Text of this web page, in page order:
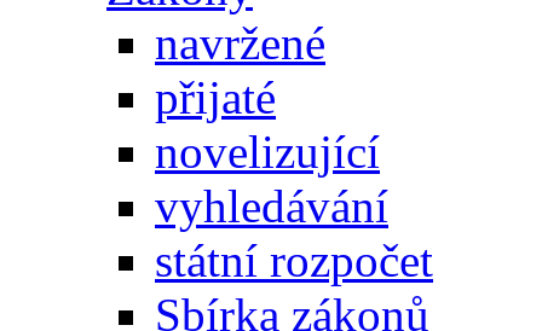
navržené
přijaté
novelizující
vyhledávání
státní rozpočet
Sbírka zákonů